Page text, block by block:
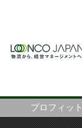
プロフィッ